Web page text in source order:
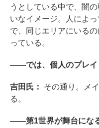
うとしている中で、闇
いなイメージ。人によ
で、同じエリアにいる
っている。
――では、個人のプレイ
吉田氏： その通り。メ
る。
――第1世界が舞台にな